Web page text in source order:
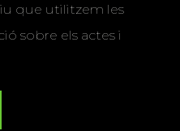
que utilitzem les
sobre els actes i